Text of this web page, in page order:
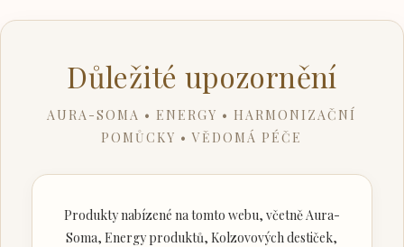
Důležité upozornění
AURA-SOMA • ENERGY • HARMONIZAČNÍ
POMŮCKY • VĚDOMÁ PÉČE
Produkty nabízené na tomto webu, včetně Aura-
Soma, Energy produktů, Kolzovových destiček,